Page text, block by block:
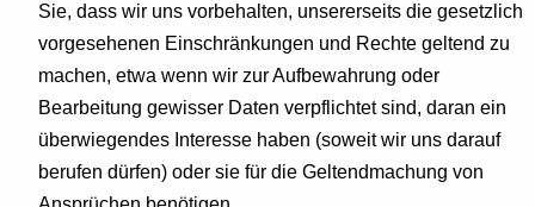
Sie, dass wir uns vorbehalten, unsererseits die gesetzlich
vorgesehenen Einschränkungen und Rechte geltend zu
machen, etwa wenn wir zur Aufbewahrung oder
Bearbeitung gewisser Daten verpflichtet sind, daran ein
überwiegendes Interesse haben (soweit wir uns darauf
berufen dürfen) oder sie für die Geltendmachung von